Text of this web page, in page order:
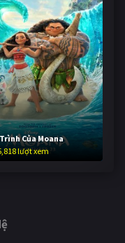
Của Moana
lượt xem